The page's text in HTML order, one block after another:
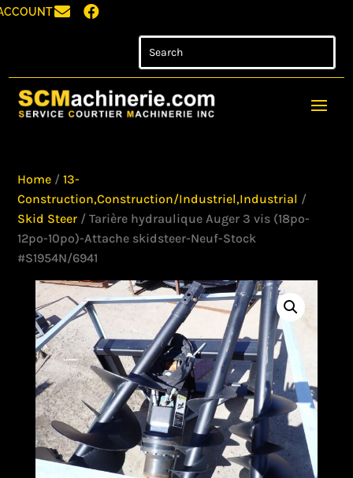
 
Home /13-
Construction,Construction/Industriel,Industrial /
Skid Steer / Tarière hydraulique Auger 3 vis (18po-
12po-10po)-Attache skidsteer-Neuf-Stock
#S1954N/6941